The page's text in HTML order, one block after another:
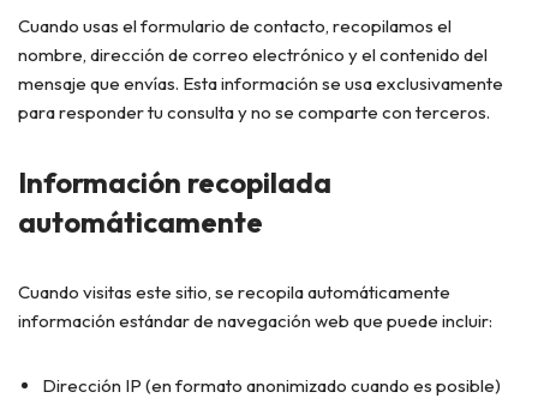
Cuando usas el formulario de contacto, recopilamos el
nombre, dirección de correo electrónico y el contenido del
mensaje que envías. Esta información se usa exclusivamente
para responder tu consulta y no se comparte con terceros.
Información recopilada
automáticamente
Cuando visitas este sitio, se recopila automáticamente
información estándar de navegación web que puede incluir:
Dirección IP (en formato anonimizado cuando es posible)